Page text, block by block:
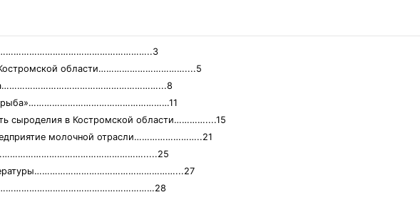
Костромской области……………………………....5
сыроделия в Костромской области…………....15
молочной отрасли……………………..21